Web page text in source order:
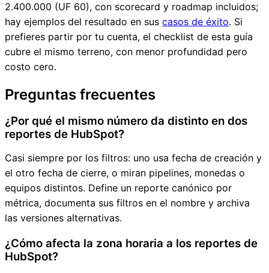
2.400.000 (UF 60), con scorecard y roadmap incluidos;
hay ejemplos del resultado en sus casos de éxito. Si
prefieres partir por tu cuenta, el checklist de esta guía
cubre el mismo terreno, con menor profundidad pero
costo cero.
Preguntas frecuentes
¿Por qué el mismo número da distinto en dos
reportes de HubSpot?
Casi siempre por los filtros: uno usa fecha de creación y
el otro fecha de cierre, o miran pipelines, monedas o
equipos distintos. Define un reporte canónico por
métrica, documenta sus filtros en el nombre y archiva
las versiones alternativas.
¿Cómo afecta la zona horaria a los reportes de
HubSpot?